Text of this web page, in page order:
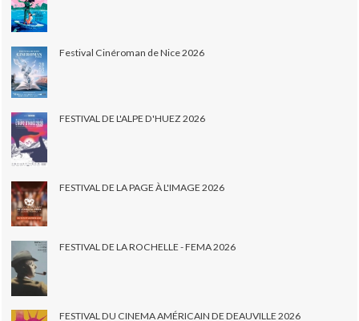
Festival Cinéroman de Nice 2026
FESTIVAL DE L'ALPE D'HUEZ 2026
FESTIVAL DE LA PAGE À L'IMAGE 2026
FESTIVAL DE LA ROCHELLE - FEMA 2026
FESTIVAL DU CINEMA AMÉRICAIN DE DEAUVILLE 2026